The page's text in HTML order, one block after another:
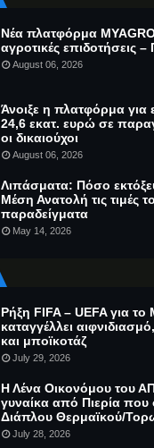
Νέα πλατφόρμα
αγροτικές επιδοτήσεις
August 06, 2026
Άνοιξε η πλατφόρμα για
24,6 εκατ. ευρώ σε
οι δικαιούχοι
August 06, 2026
Λιπάσματα: Πόσο
Μέση Ανατολή τις τιμές
παραδείγματα
May 14, 2026
Ρήξη FIFA – UEFA για το
καταγγέλλει
και μποϊκοτάζ
July 29, 2026
Η Λένα Οικονόμου του
γυναίκα από Πιερία
Διάπλου Θερμαϊκού/
July 28, 2026